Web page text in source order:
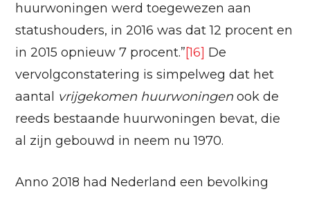
huurwoningen werd toegewezen aan
statushouders, in 2016 was dat 12 procent en
in 2015 opnieuw 7 procent.”[16] De
vervolgconstatering is simpelweg dat het
aantal vrijgekomen huurwoningen ook de
reeds bestaande huurwoningen bevat, die
al zijn gebouwd in neem nu 1970.
Anno 2018 had Nederland een bevolking